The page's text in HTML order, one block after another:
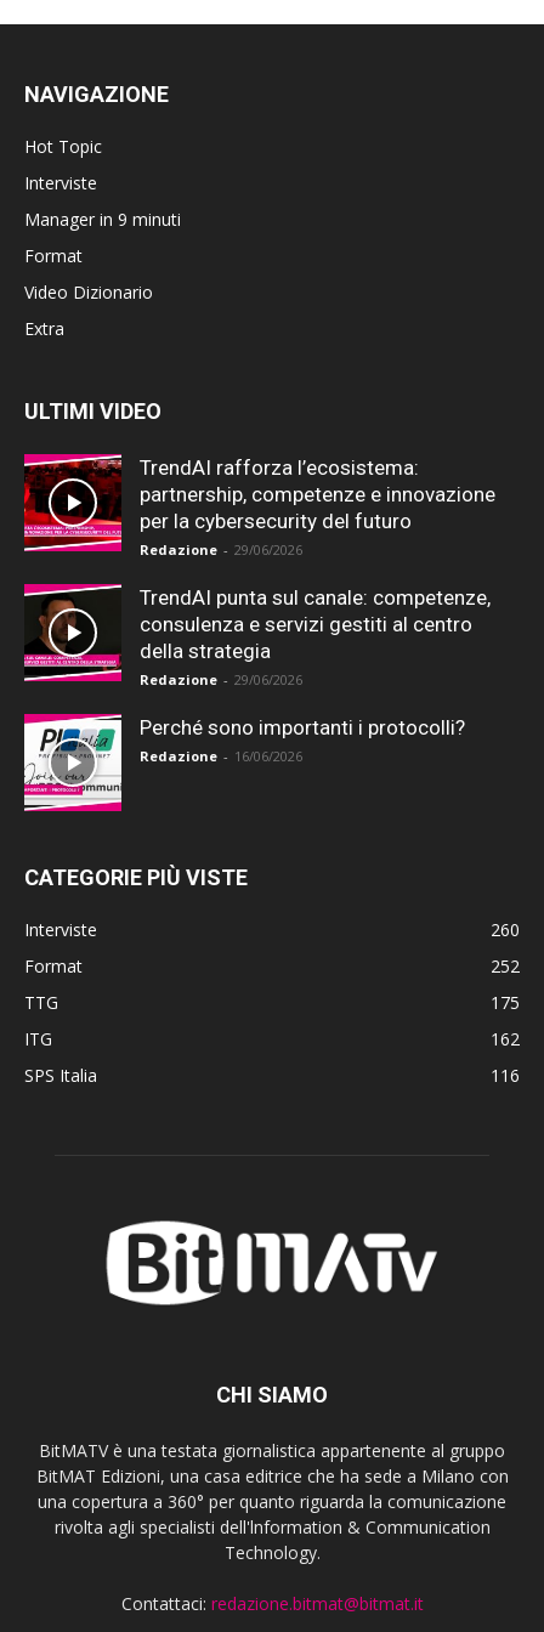
NAVIGAZIONE
Hot Topic
Interviste
Manager in 9 minuti
Format
Video Dizionario
Extra
ULTIMI VIDEO
TrendAI rafforza l’ecosistema:
partnership, competenze e innovazione
per la cybersecurity del futuro
Redazione - 29/06/2026
TrendAI punta sul canale: competenze,
consulenza e servizi gestiti al centro
della strategia
Redazione - 29/06/2026
Perché sono importanti i protocolli?
Redazione - 16/06/2026
CATEGORIE PIÙ VISTE
Interviste
260
Format
252
TTG
175
ITG
162
SPS Italia
116
CHI SIAMO
BitMATV è una testata giornalistica appartenente al gruppo
BitMAT Edizioni, una casa editrice che ha sede a Milano con
una copertura a 360° per quanto riguarda la comunicazione
rivolta agli specialisti dell'lnformation & Communication
Technology.
Contattaci: redazione.bitmat@bitmat.it